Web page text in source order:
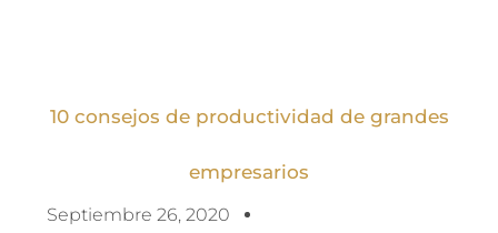
10 consejos de productividad de grandes
empresarios
Septiembre 26, 2020